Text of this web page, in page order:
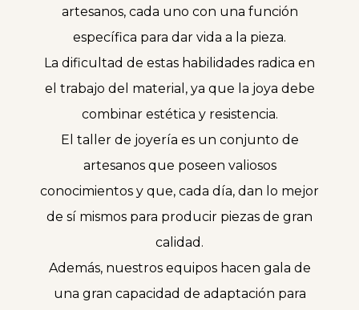
artesanos, cada uno con una función
específica para dar vida a la pieza.
La dificultad de estas habilidades radica en
el trabajo del material, ya que la joya debe
combinar estética y resistencia.
El taller de joyería es un conjunto de
artesanos que poseen valiosos
conocimientos y que, cada día, dan lo mejor
de sí mismos para producir piezas de gran
calidad.
Además, nuestros equipos hacen gala de
una gran capacidad de adaptación para